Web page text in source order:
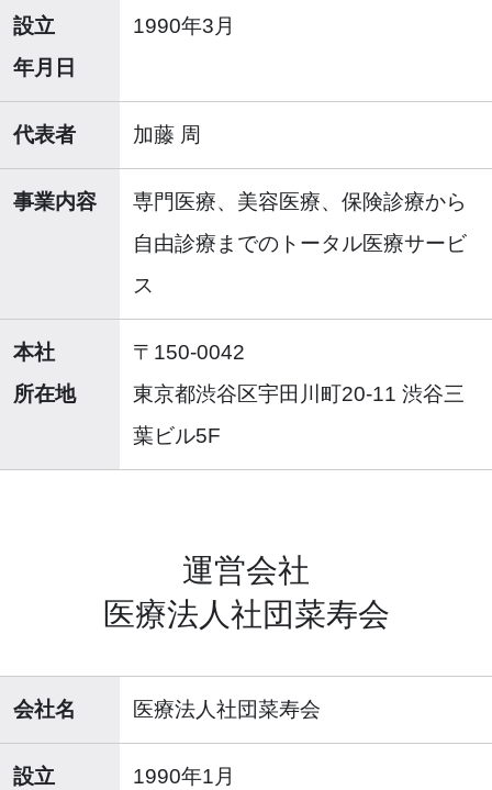
設立
年月日
1990年3月
代表者 加藤 周
事業内容
専門医療、美容医療、保険診療から
自由診療までのトータル医療サービ
ス
本社
所在地
〒150-0042
東京都渋谷区宇田川町20-11 渋谷三
葉ビル5F
運営会社
医療法人社団菜寿会
会社名 医療法人社団菜寿会
設立
1990年1月